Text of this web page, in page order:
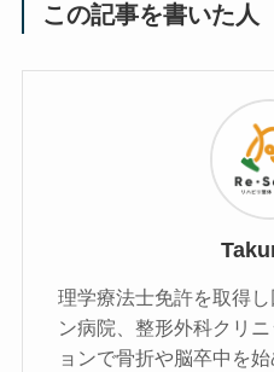
この記事を書いた人
理学療法士免許を取得
ン病院、整形外科クリ
ョンで骨折や脳卒中を